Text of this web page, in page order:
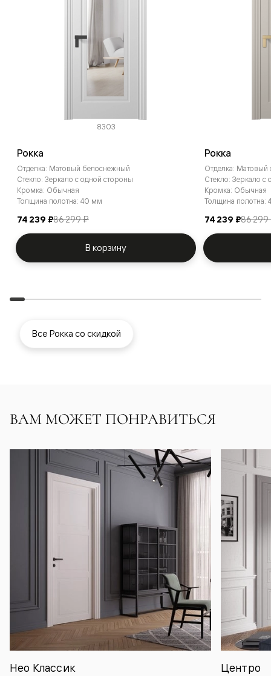
8303
Рокка
Отделка: Матовый белоснежный
Стекло: Зеркало с одной стороны
Кромка: Обычная
Толщина полотна: 40 мм
74 239 ₽86 299 ₽
В корзину
Рокка
Отделка: Матовый
Стекло: Зеркало с
Кромка: Обычная
Толщина полотна:
74 239 ₽86 299
Все Рокка со скидкой
ВАМ МОЖЕТ ПОНРАВИТЬСЯ
Нео Классик Центро